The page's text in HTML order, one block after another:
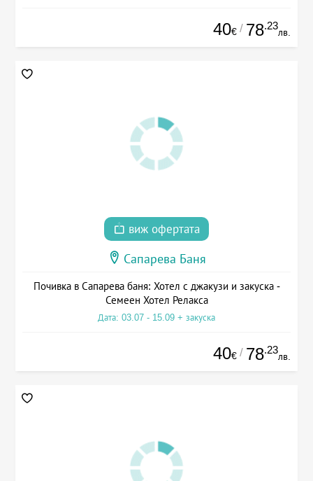
40€ / 78.23
лв.
виж офертата
Сапарева Баня
Почивка в Сапарева баня: Хотел с джакузи и закуска -
Семеен Хотел Релакса
Дата: 03.07 - 15.09 + закуска
40€ / 78.23
лв.